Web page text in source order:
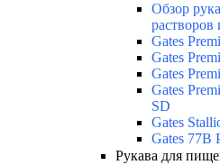
Обзор
Gates
Gates
Gates
Gates
SD
Gates
Gates 77B
Рукава для